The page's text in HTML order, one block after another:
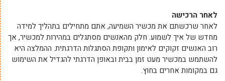
לאחר הרכישה
לאחר שרכשתם את מכשיר השמיעה, אתם מתחילים בתהליך למידה
מחדש של איך לשמוע. חלק מהאנשים מסתגלים במהירות למכשיר, אך
רוב האנשים זקוקים לאימון ותקופת הסתגלות הדרגתית. ההמלצה היא
להשתמש במכשיר מעט זמן בבית ובאופן הדרגתי להגדיל את השימוש
גם במקומות אחרים בחוץ.